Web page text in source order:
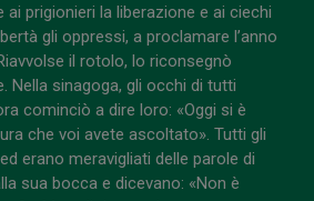
prigionieri la liberazione e ai ciechi
gli oppressi, a proclamare l’anno
il rotolo, lo riconsegnò
Nella sinagoga, gli occhi di tutti
cominciò a dire loro: «Oggi si è
che voi avete ascoltato». Tutti gli
erano meravigliati delle parole di
sua bocca e dicevano: «Non è